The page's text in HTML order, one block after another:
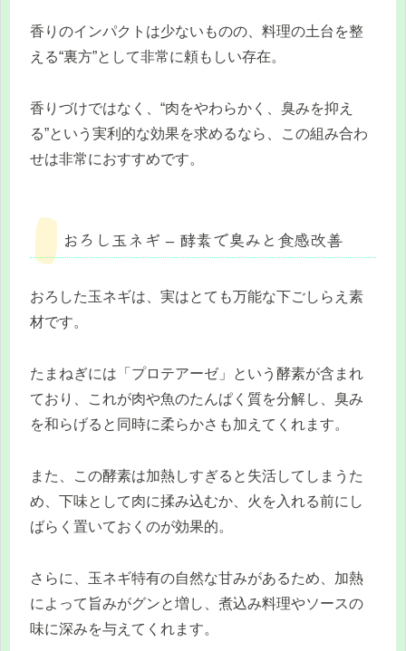
香りのインパクトは少ないものの、料理の土台を整
える“裏方”として非常に頼もしい存在。
香りづけではなく、“肉をやわらかく、臭みを抑え
る”という実利的な効果を求めるなら、この組み合わ
せは非常におすすめです。
おろし玉ネギ – 酵素で臭みと食感改善
おろした玉ネギは、実はとても万能な下ごしらえ素
材です。
たまねぎには「プロテアーゼ」という酵素が含まれ
ており、これが肉や魚のたんぱく質を分解し、臭み
を和らげると同時に柔らかさも加えてくれます。
また、この酵素は加熱しすぎると失活してしまうた
め、下味として肉に揉み込むか、火を入れる前にし
ばらく置いておくのが効果的。
さらに、玉ネギ特有の自然な甘みがあるため、加熱
によって旨みがグンと増し、煮込み料理やソースの
味に深みを与えてくれます。